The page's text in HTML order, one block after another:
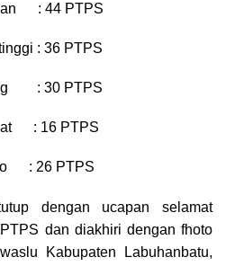
: 44 PTPS
: 36 PTPS
: 30 PTPS
: 16 PTPS
: 26 PTPS
dengan ucapan selamat
dan diakhiri dengan fhoto
Kabupaten Labuhanbatu,